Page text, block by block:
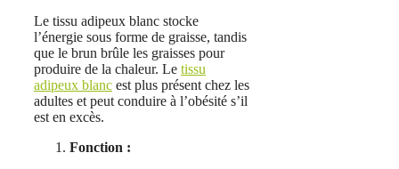
Le tissu adipeux blanc stocke
l’énergie sous forme de graisse, tandis
que le brun brûle les graisses pour
produire de la chaleur. Le tissu
adipeux blanc est plus présent chez les
adultes et peut conduire à l’obésité s’il
est en excès.
Fonction :